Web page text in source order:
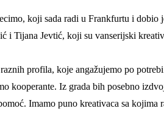
koji sada radi u Frankfurtu i dobio
i Tijana Jevtić, koji su vanserijski
profila, koje angažujemo po
kooperante. Iz grada bih posebno
Imamo puno kreativaca sa kojima